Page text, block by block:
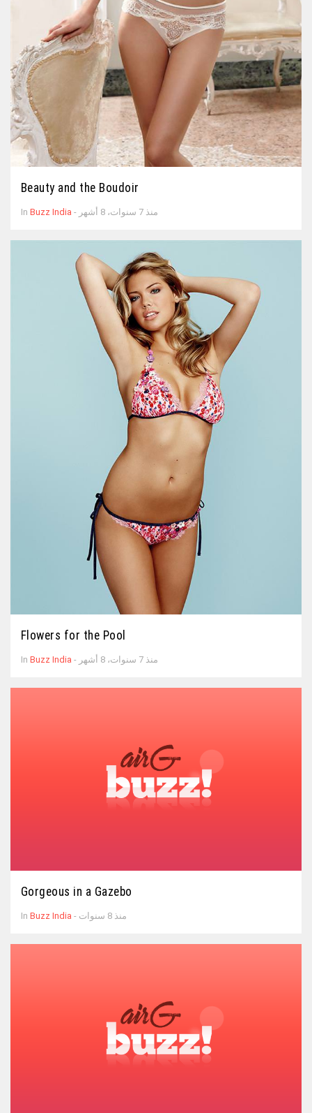
Beauty and the Boudoir
In Buzz India - منذ 7 سنوات، 8 أشهر
Flowers for the Pool
In Buzz India - منذ 7 سنوات، 8 أشهر
Gorgeous in a Gazebo
In Buzz India - منذ 8 سنوات